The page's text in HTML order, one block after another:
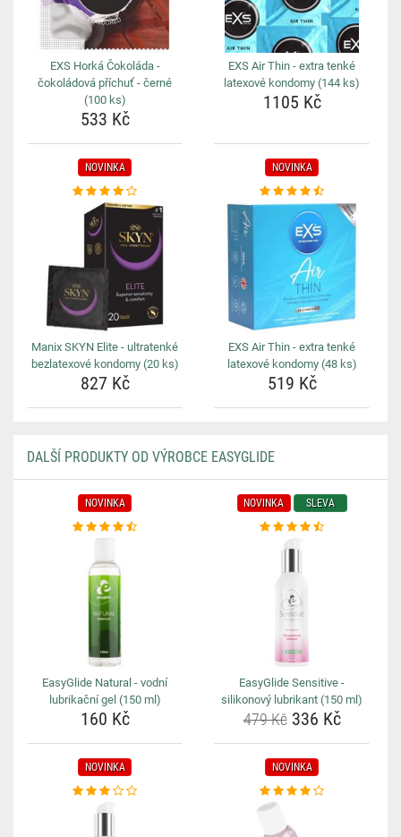
EXS Horká Čokoláda -
čokoládová příchuť - černé
(100 ks)
533 Kč
EXS Air Thin - extra tenké
latexové kondomy (144 ks)
1105 Kč
NOVINKA
Manix SKYN Elite - ultratenké
bezlatexové kondomy (20 ks)
827 Kč
NOVINKA
EXS Air Thin - extra tenké
latexové kondomy (48 ks)
519 Kč
DALŠÍ PRODUKTY OD VÝROBCE EASYGLIDE
NOVINKA
EasyGlide Natural - vodní
lubrikační gel (150 ml)
160 Kč
NOVINKA SLEVA
EasyGlide Sensitive -
silikonový lubrikant (150 ml)
479 Kč336 Kč
NOVINKA NOVINKA